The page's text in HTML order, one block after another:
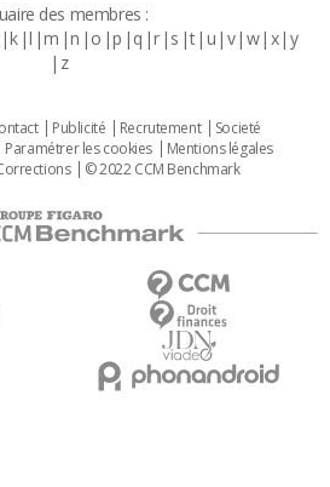
des membres :
k l m n o p q r s t u v w x y
z
Publicité Recrutement
Societé
Paramétrer les cookies
Mentions légales
© 2022 CCM Benchmark